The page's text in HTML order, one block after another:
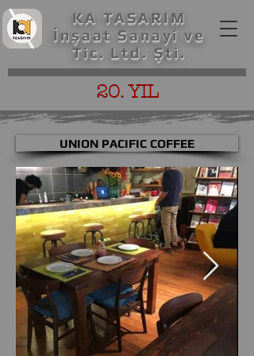
KA TASARIM
İnşaat Sanayi ve
Tic. Ltd. Şti.
20. YIL
UNION PACIFIC COFFEE